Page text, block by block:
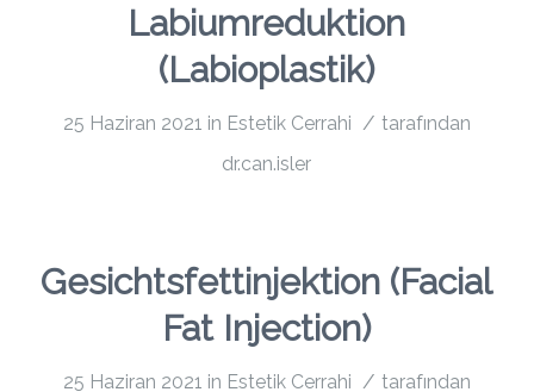
Labiumreduktion
(Labioplastik)
25 Haziran 2021 in Estetik Cerrahi / tarafından
dr.can.isler
Gesichtsfettinjektion (Facial
Fat Injection)
25 Haziran 2021 in Estetik Cerrahi / tarafından